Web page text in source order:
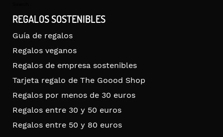
REGALOS SOSTENIBLES
Guía de regalos
Regalos veganos
Regalos de empresa sostenibles
Tarjeta regalo de The Goood Shop
Regalos por menos de 30 euros
Regalos entre 30 y 50 euros
Regalos entre 50 y 80 euros